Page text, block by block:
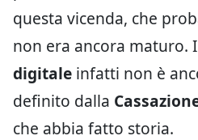
questa vicenda, che
non era ancora maturo.
digitale infatti non è
definito dalla
che abbia fatto storia.